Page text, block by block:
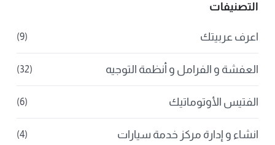
التصنيفات
اعرف عربيتك (9)
العفشة و الفرامل و أنظمة التوجيه (32)
الفتيس الأوتوماتيك (6)
انشاء و إدارة مركز خدمة سيارات (4)